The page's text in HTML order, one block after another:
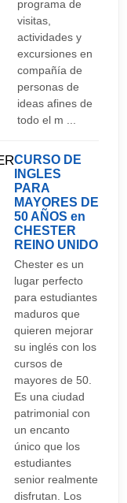
programa de
visitas,
actividades y
excursiones en
compañía de
personas de
ideas afines de
todo el m ...
CURSO DE
INGLES
PARA
MAYORES DE
50 AÑOS en
CHESTER
REINO UNIDO
Chester es un
lugar perfecto
para estudiantes
maduros que
quieren mejorar
su inglés con los
cursos de
mayores de 50.
Es una ciudad
patrimonial con
un encanto
único que los
estudiantes
senior realmente
disfrutan. Los